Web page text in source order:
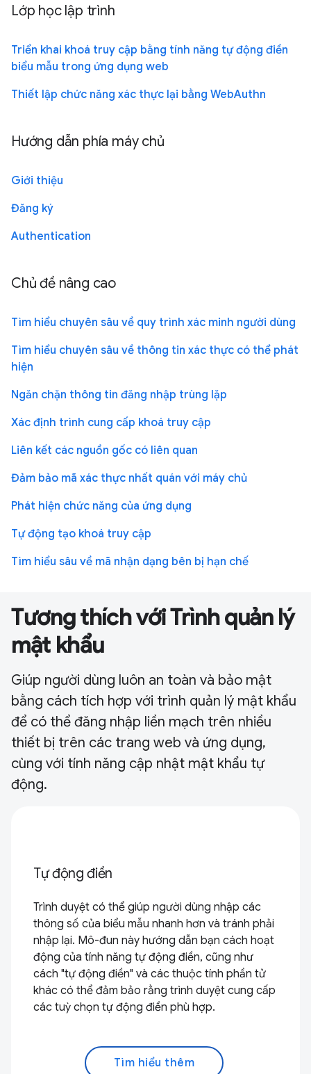
Lớp học lập trình
Triển khai khoá truy cập bằng tính năng tự động điền
biểu mẫu trong ứng dụng web
Thiết lập chức năng xác thực lại bằng WebAuthn
Hướng dẫn phía máy chủ
Giới thiệu
Đăng ký
Authentication
Chủ đề nâng cao
Tìm hiểu chuyên sâu về quy trình xác minh người dùng
Tìm hiểu chuyên sâu về thông tin xác thực có thể phát
hiện
Ngăn chặn thông tin đăng nhập trùng lặp
Xác định trình cung cấp khoá truy cập
Liên kết các nguồn gốc có liên quan
Đảm bảo mã xác thực nhất quán với máy chủ
Phát hiện chức năng của ứng dụng
Tự động tạo khoá truy cập
Tìm hiểu sâu về mã nhận dạng bên bị hạn chế
Tương thích với Trình quản lý
mật khẩu
Giúp người dùng luôn an toàn và bảo mật
bằng cách tích hợp với trình quản lý mật khẩu
để có thể đăng nhập liền mạch trên nhiều
thiết bị trên các trang web và ứng dụng,
cùng với tính năng cập nhật mật khẩu tự
động.
Tự động điền
Trình duyệt có thể giúp người dùng nhập các
thông số của biểu mẫu nhanh hơn và tránh phải
nhập lại. Mô-đun này hướng dẫn bạn cách hoạt
động của tính năng tự động điền, cũng như
cách "tự động điền" và các thuộc tính phần tử
khác có thể đảm bảo rằng trình duyệt cung cấp
các tuỳ chọn tự động điền phù hợp.
Tìm hiểu thêm